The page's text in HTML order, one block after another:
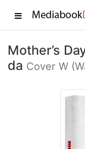
Mother’s
da Cover W